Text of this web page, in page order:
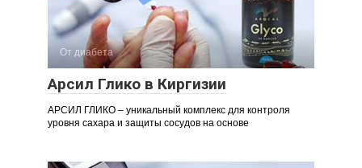
От диабета
Арсил Глико в Киргизии
АРСИЛ ГЛИКО – уникальный комплекс для контроля
уровня сахара и защиты сосудов на основе